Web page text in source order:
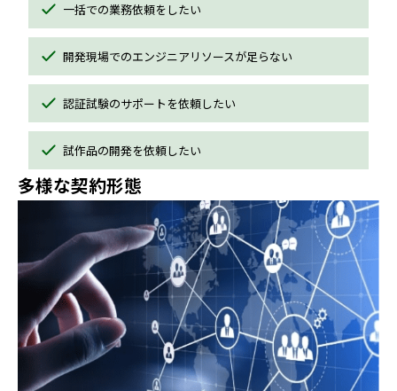
一括での業務依頼をしたい
開発現場でのエンジニアリソースが足らない
認証試験のサポートを依頼したい
試作品の開発を依頼したい
多様な契約形態